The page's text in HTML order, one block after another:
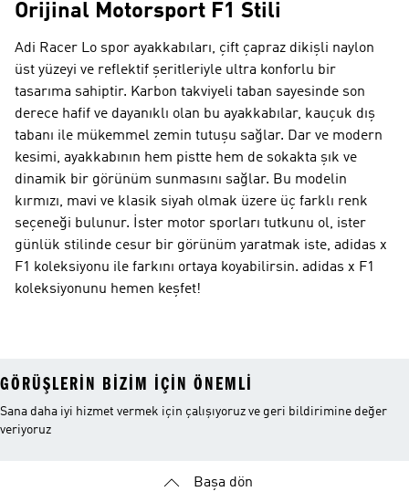
Orijinal Motorsport F1 Stili
Adi Racer Lo spor ayakkabıları, çift çapraz dikişli naylon
üst yüzeyi ve reflektif şeritleriyle ultra konforlu bir
tasarıma sahiptir. Karbon takviyeli taban sayesinde son
derece hafif ve dayanıklı olan bu ayakkabılar, kauçuk dış
tabanı ile mükemmel zemin tutuşu sağlar. Dar ve modern
kesimi, ayakkabının hem pistte hem de sokakta şık ve
dinamik bir görünüm sunmasını sağlar. Bu modelin
kırmızı, mavi ve klasik siyah olmak üzere üç farklı renk
seçeneği bulunur. İster motor sporları tutkunu ol, ister
günlük stilinde cesur bir görünüm yaratmak iste, adidas x
F1 koleksiyonu ile farkını ortaya koyabilirsin. adidas x F1
koleksiyonunu hemen keşfet!
GÖRÜŞLERIN BIZIM IÇIN ÖNEMLI
Sana daha iyi hizmet vermek için çalışıyoruz ve geri bildirimine değer
veriyoruz
Başa dön